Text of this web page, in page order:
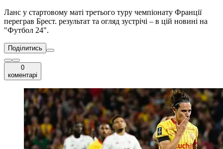
Ланс у стартовому маті третього туру чемпіонату Франції
переграв Брест. результат та огляд зустрічі – в цій новині на
"Футбол 24".
Поділитись
0
коментарі